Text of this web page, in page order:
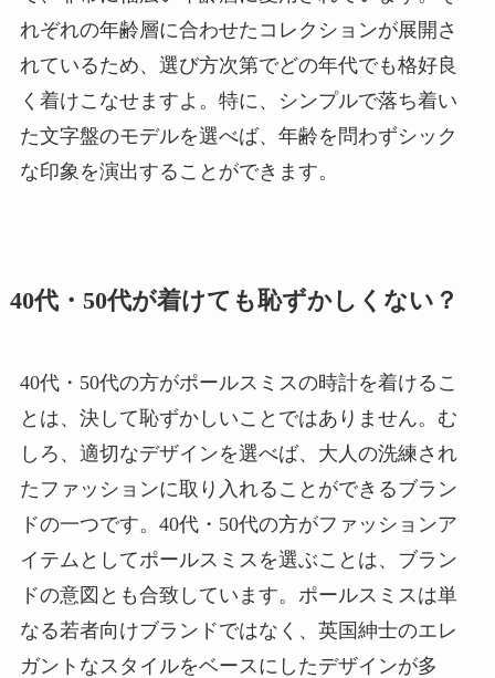
れぞれの年齢層に合わせたコレクションが展開さ
れているため、選び方次第でどの年代でも格好良
く着けこなせますよ。特に、シンプルで落ち着い
た文字盤のモデルを選べば、年齢を問わずシック
な印象を演出することができます。
40代・50代が着けても恥ずかしくない？
40代・50代の方がポールスミスの時計を着けるこ
とは、決して恥ずかしいことではありません。む
しろ、適切なデザインを選べば、大人の洗練され
たファッションに取り入れることができるブラン
ドの一つです。40代・50代の方がファッションア
イテムとしてポールスミスを選ぶことは、ブラン
ドの意図とも合致しています。ポールスミスは単
なる若者向けブランドではなく、英国紳士のエレ
ガントなスタイルをベースにしたデザインが多